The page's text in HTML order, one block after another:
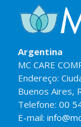
Argentina
MC CARE
Endereço:
Buenos Aires,
Telefone: 00
E-mail: